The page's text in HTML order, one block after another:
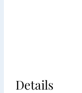
Details